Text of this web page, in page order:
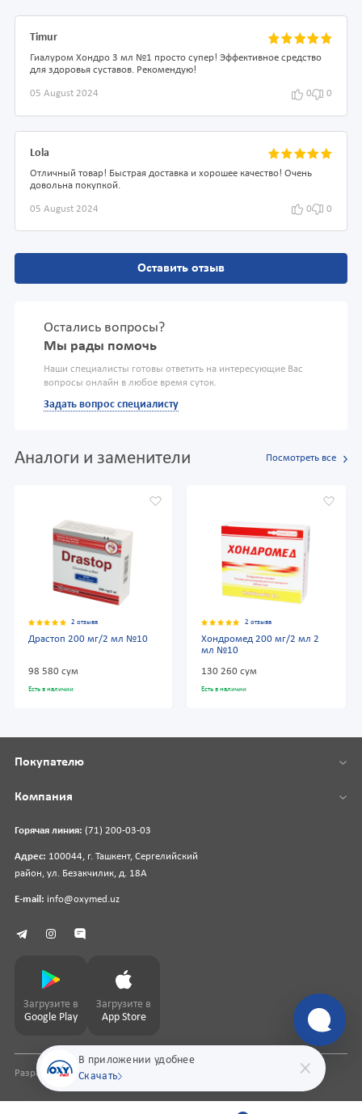
Timur
Гиалуром Хондро 3 мл №1 просто супер! Эффективное средство
для здоровья суставов. Рекомендую!
05 August 2024 0 0
Lola
Отличный товар! Быстрая доставка и хорошее качество! Очень
довольна покупкой.
05 August 2024 0 0
Оставить отзыв
Остались вопросы?
Мы рады помочь
Наши специалисты готовы ответить на интересующие Вас
вопросы онлайн в любое время суток.
Задать вопрос специалисту
Аналоги и заменители Посмотреть все
2 отзыва
Драстоп 200 мг/2 мл №10
98 580 сум
Есть в наличии
2 отзыва
Хондромед 200 мг/2 мл 2
мл №10
130 260 сум
Есть в наличии
В приложении удобнее
Скачать
Горячая линия: (71) 200-03-03
Адрес: 100044, г. Ташкент, Сергелийский
район, ул. Безакчилик, д. 18А
E-mail: info@oxymed.uz
Покупателю
Компания
Загрузите в
Google Play
Загрузите в
App Store
Разработка сайтаpharmit.uz